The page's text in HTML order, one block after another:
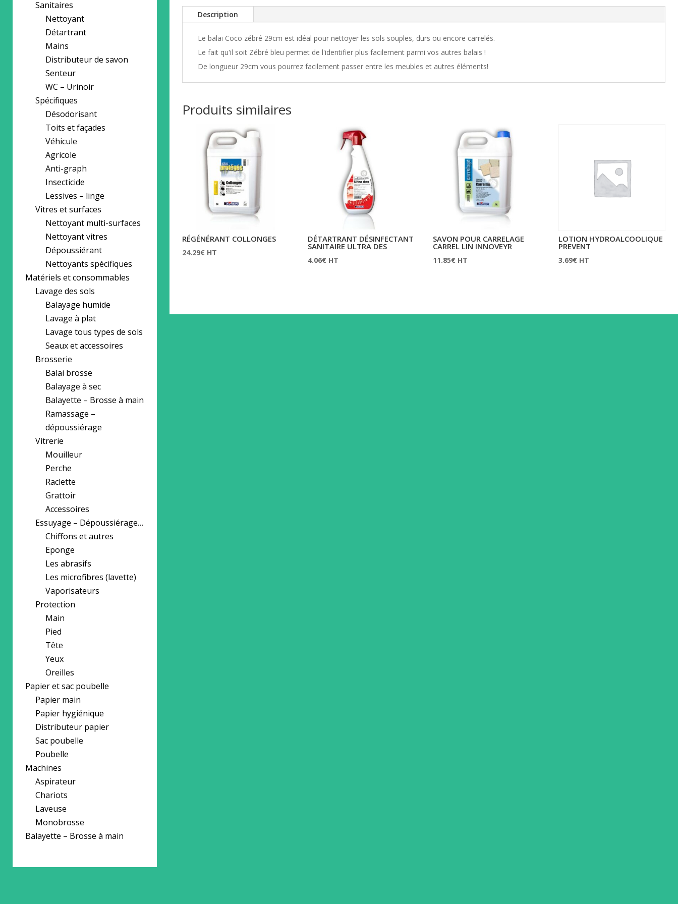
Sanitaires
Nettoyant
Détartrant
Mains
Distributeur de savon
Senteur
WC – Urinoir
Spécifiques
Désodorisant
Toits et façades
Véhicule
Agricole
Anti-graph
Insecticide
Lessives – linge
Vitres et surfaces
Nettoyant multi-surfaces
Nettoyant vitres
Dépoussiérant
Nettoyants spécifiques
Matériels et consommables
Lavage des sols
Balayage humide
Lavage à plat
Lavage tous types de sols
Seaux et accessoires
Brosserie
Balai brosse
Balayage à sec
Balayette – Brosse à main
Ramassage –
dépoussiérage
Vitrerie
Mouilleur
Perche
Raclette
Grattoir
Accessoires
Essuyage – Dépoussiérage…
Chiffons et autres
Eponge
Les abrasifs
Les microfibres (lavette)
Vaporisateurs
Protection
Main
Pied
Tête
Yeux
Oreilles
Papier et sac poubelle
Papier main
Papier hygiénique
Distributeur papier
Sac poubelle
Poubelle
Machines
Aspirateur
Chariots
Laveuse
Monobrosse
Balayette – Brosse à main
Description
Le balai Coco zébré 29cm est idéal pour nettoyer les sols souples, durs ou encore carrelés.
Le fait qu'il soit Zébré bleu permet de l'identifier plus facilement parmi vos autres balais !
De longueur 29cm vous pourrez facilement passer entre les meubles et autres éléments!
Produits similaires
RÉGÉNÉRANT COLLONGES
24.29€ HT
DÉTARTRANT DÉSINFECTANT
SANITAIRE ULTRA DES
4.06€ HT
SAVON POUR CARRELAGE
CARREL LIN INNOVEYR
11.85€ HT
LOTION HYDROALCOOLIQUE
PREVENT
3.69€ HT